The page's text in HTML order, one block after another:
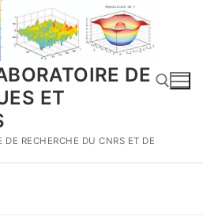
DE
ET
RECHERCHE DU CNRS ET DE
Rechercher :